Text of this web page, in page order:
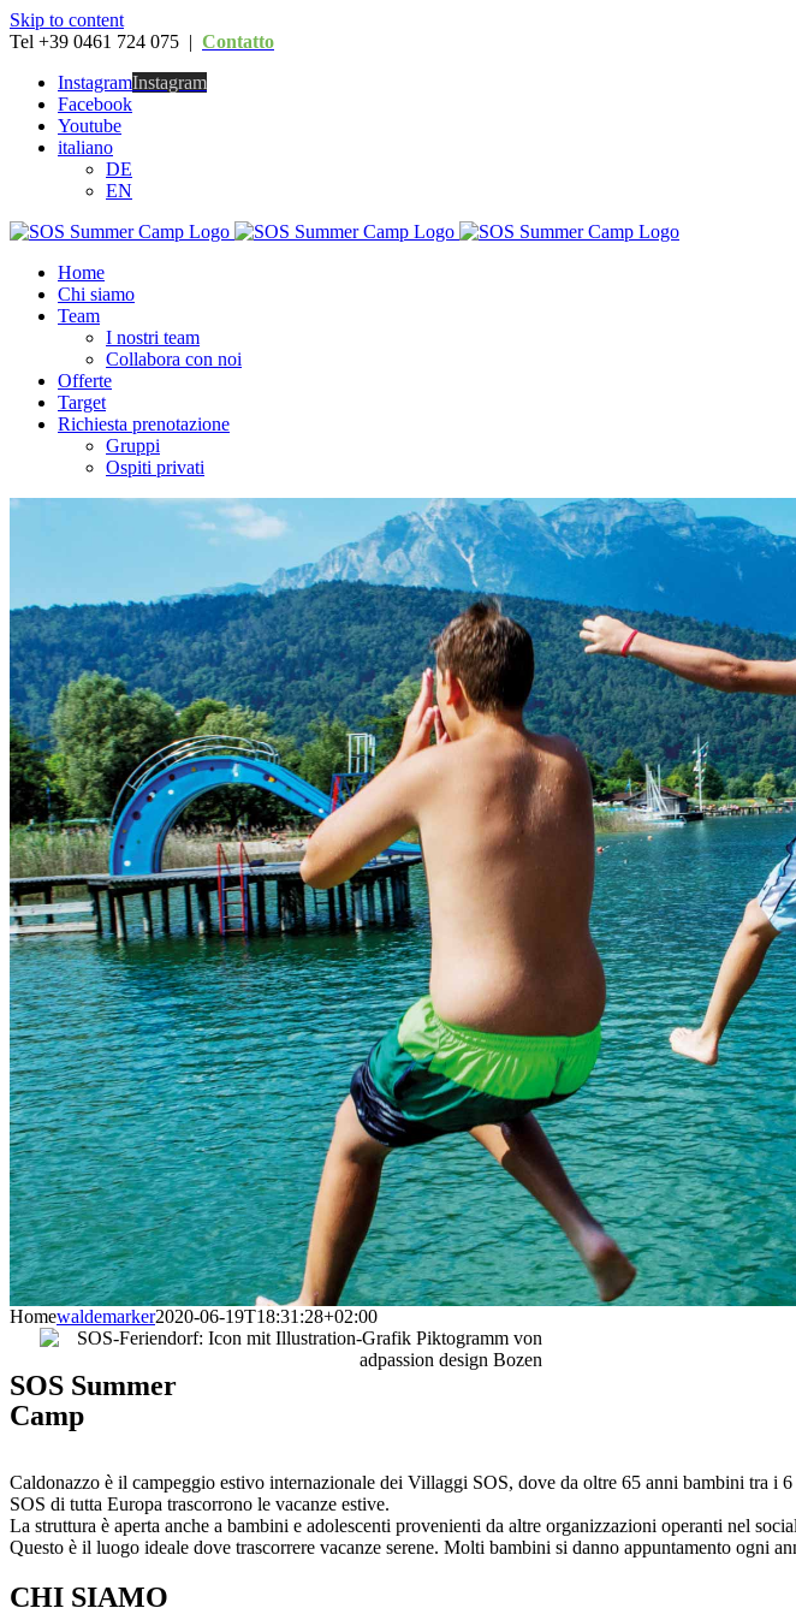
Skip to content
Tel +39 0461 724 075 | Contatto
InstagramInstagram
Facebook
Youtube
italiano
DE
EN
Home
Chi siamo
Team
I nostri team
Collabora con noi
Offerte
Target
Richiesta prenotazione
Gruppi
Ospiti privati
Homewaldemarker2020-06-19T18:31:28+02:00
SOS Summer
Camp
Caldonazzo è il campeggio estivo internazionale dei Villaggi SOS, dove da oltre 65 anni bambini tra i
SOS di tutta Europa trascorrono le vacanze estive.
La struttura è aperta anche a bambini e adolescenti provenienti da altre organizzazioni operanti nel
Questo è il luogo ideale dove trascorrere vacanze serene. Molti bambini si danno appuntamento ogni
CHI SIAMO